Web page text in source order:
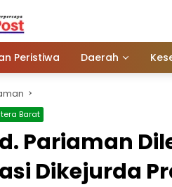
Peristiwa Daerah
Barat
Pariaman
Dikejurda